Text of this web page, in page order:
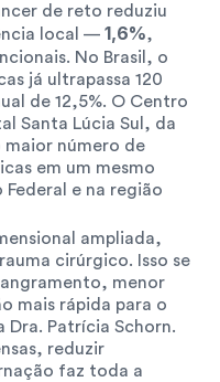
de reto reduziu
local — 1,6%,
No Brasil, o
já ultrapassa 120
de 12,5%. O Centro
Santa Lúcia Sul, da
maior número de
em um mesmo
e na região
ampliada,
cirúrgico. Isso se
menor
mais rápida para o
Dra. Patrícia Schorn.
reduzir
faz toda a